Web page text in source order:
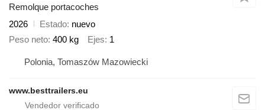
Remolque portacoches
2026
Estado nuevo
Peso neto 400 kg Ejes 1
Polonia, Tomaszów Mazowiecki
www.besttrailers.eu